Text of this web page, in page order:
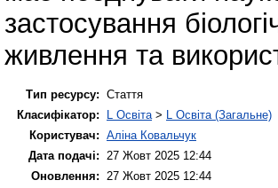
застосування
живлення та
Тип ресурсу: Стаття
Класифікатор:
L Освіта > L Освіта (Загальне)
Користувач: Аліна Ковальчук
Дата подачі:
27 Жовт 2025 12:44
Оновлення:
27 Жовт 2025 12:44